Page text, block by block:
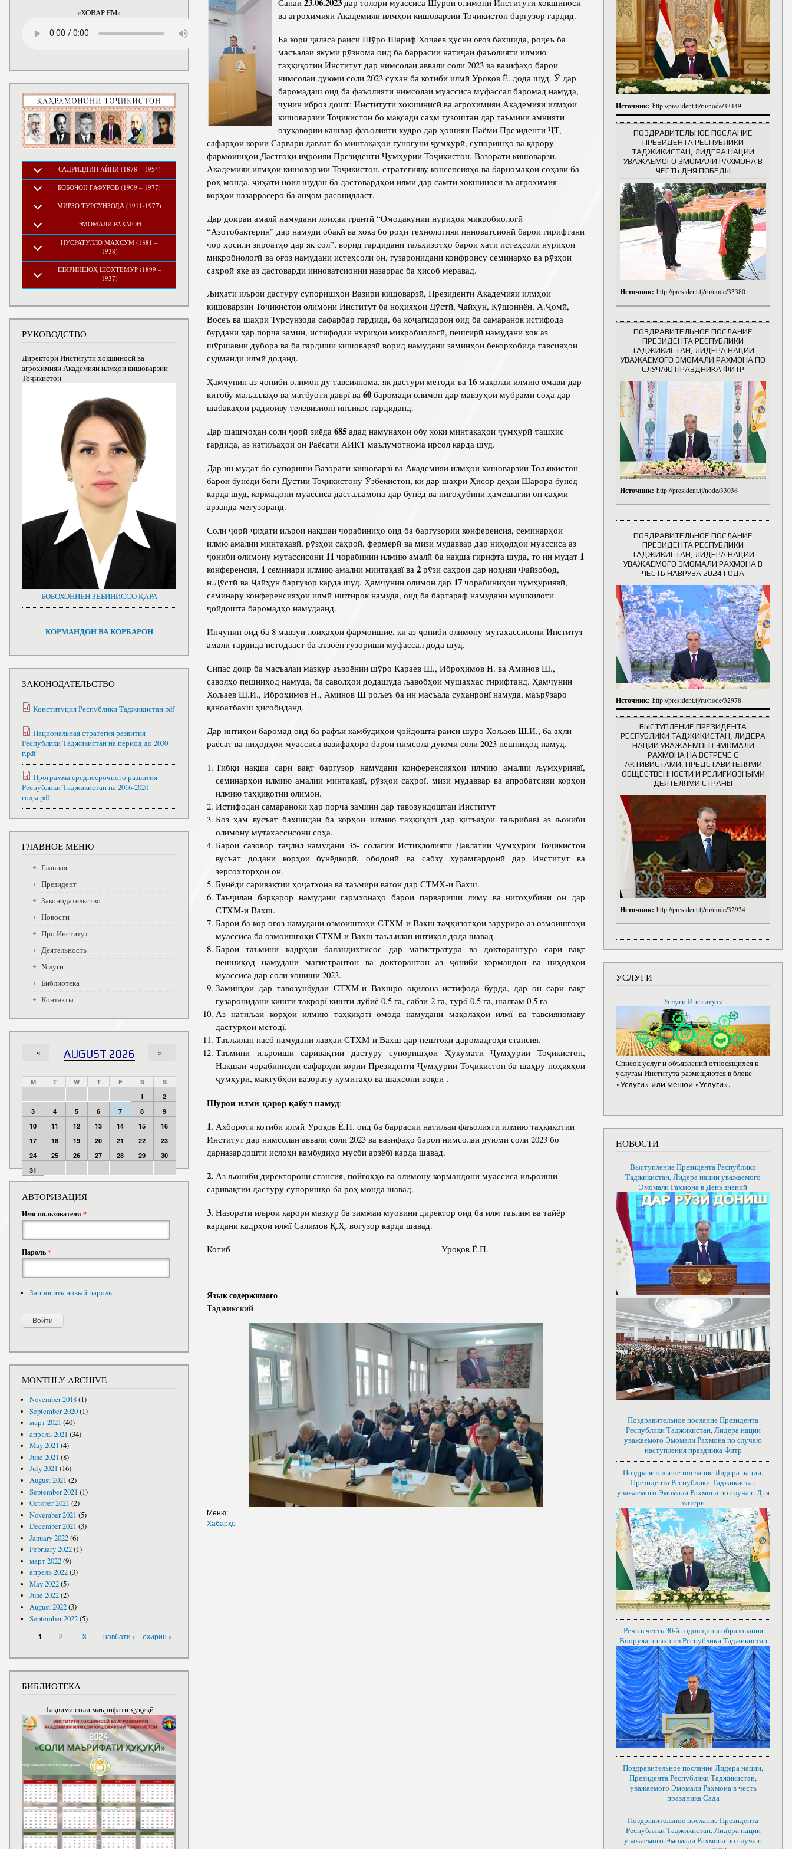
Структура Директор Института
Руководители и сотрудники История руководителей
ва агрохимияи Академияи илмҳои кишоварзии Тоҷикистон баргузор гардид.
Ба кори ҷаласа раиси Шӯро Шариф Хоҷаев ҳусни оғоз бахшида, роҷеъ ба
масъалаи якуми рӯзнома оид ба баррасии натиҷаи фаъолияти илмию
таҳқиқотии Институт дар нимсолаи аввали соли 2023 ва вазифаҳо барои
нимсолаи дуюми соли 2023 сухан ба котиби илмӣ Уроқов Ё. дода шуд. Ӯ дар
баромадаш оид ба фаъолияти нимсолаи муассиса муфассал баромад намуда,
чунин иброз дошт: Институти хокшинисӣ ва агрохимияи Академияи илмҳои
кишоварзии Тоҷикистон бо мақсади саҳм гузоштан дар таъмини амнияти
озуқавории кашвар фаъолияти худро дар ҳошияи Паёми Президенти ҶТ,
сафарҳои кории Сарвари давлат ба минтақаҳои гуногуни ҷумҳурӣ, супоришҳо ва қарору
фармоишҳои Дастгоҳи иҷроияи Президенти Ҷумҳурии Тоҷикистон, Вазорати кишоварзӣ,
Академияи илмҳои кишоварзии Тоҷикистон, стратегияву консепсияҳо ва барномаҳои соҳавӣ ба
роҳ монда, ҷиҳати ноил шудан ба дастовардҳои илмӣ дар самти хокшиносӣ ва агрохимия
корҳои назаррасеро ба анҷом расонидааст.
Дар доираи амалӣ намудани лоиҳаи грантӣ “Омодакунии нуриҳои микробиологӣ
“Азотобактерин” дар намуди обакӣ ва хока бо роҳи технологияи инноватсионӣ барои гирифтани
чор ҳосили зироатҳо дар як сол”, ворид гардидани таљҳизотҳо барои хати истеҳсоли нуриҳои
микробиологӣ ва оғоз намудани истеҳсоли он, гузаронидани конфронсу семинарҳо ва рӯзҳои
саҳроӣ яке аз дастоварди инноватсионии назаррас ба ҳисоб меравад.
Љиҳати иљрои дастуру супоришҳои Вазири кишоварзӣ, Президенти Академияи илмҳои
кишоварзии Тоҷикистон олимони Институт ба ноҳияҳои Дӯстӣ, Ҷайҳун, Қӯшониён, А.Ҷомӣ,
Восеъ ва шаҳри Турсунзода сафарбар гардида, ба хоҷагидорон оид ба самаранок истифода
бурдани ҳар порча замин, истифодаи нуриҳои микробиологӣ, пешгирӣ намудани хок аз
шӯршавии дубора ва ба гардиши кишоварзӣ ворид намудани заминҳои бекорхобида тавсияҳои
судманди илмӣ доданд.
Ҳамчунин аз ҷониби олимон ду тавсиянома, як дастури методӣ ва 16 мақолаи илмию омавӣ дар
китобу маљаллаҳо ва матбуоти даврї ва 60 баромади олимон дар мавзӯҳои мубрами соҳа дар
шабакаҳои радиоиву телевизионї инъикос гардиданд.
Дар шашмоҳаи соли ҷорӣ зиёда 685 адад намунаҳои обу хоки минтақаҳои ҷумҳурӣ ташхис
гардида, аз натиљаҳои он Раёсати АИКТ маълумотнома ирсол карда шуд.
Дар ин мудат бо супориши Вазорати кишоварзї ва Академияи илмҳои кишоварзии Тољикистон
барои бунёди боғи Дӯстии Тоҷикистону Ӯзбекистон, ки дар шаҳри Ҳисор деҳаи Шарора бунёд
карда шуд, кормадони муассиса дастаљамона дар бунёд ва нигоҳубини ҳамешагии он саҳми
арзанда мегузоранд.
Соли ҷорӣ ҷиҳати иљрои нақшаи чорабиниҳо оид ба баргузории конференсия, семинарҳои
илмю амалии минтақавӣ, рӯзҳои саҳроӣ, фермерӣ ва мизи мудаввар дар ниҳодҳои муассиса аз
ҷониби олимону мутассисони 11 чорабинии илмию амалӣ ба нақша гирифта шуда, то ин мудат 1
конференсия, 1 семинари илмию амалии минтақавї ва 2 рӯзи саҳрои дар ноҳияи Файзобод,
н.Дӯстӣ ва Ҷайҳун баргузор карда шуд. Ҳамчунин олимон дар 17 чорабиниҳои ҷумҳуриявӣ,
семинару конференсияҳои илмӣ иштирок намуда, оид ба бартараф намудани мушкилоти
ҷойдошта баромадҳо намудаанд.
Инчунин оид ба 8 мавзӯи лоиҳаҳои фармоишие, ки аз ҷониби олимону мутахассисони Институт
амалӣ гардида истодааст ба аъзоён гузориши муфассал дода шуд.
Сипас доир ба масъалаи мазкур аъзоёнии шӯро Қараев Ш., Иброҳимов Н. ва Аминов Ш.,
саволҳо пешниҳод намуда, ба саволҳои додашуда љавобҳои мушаххас гирифтанд. Ҳамчунин
Хољаев Ш.И., Иброҳимов Н., Аминов Ш рољеъ ба ин масъала суханронї намуда, маърӯзаро
қаноатбахш ҳисобиданд.
Дар интиҳои баромад оид ба рафъи камбудиҳои ҷойдошта раиси шӯро Хољаев Ш.И., ба аҳли
раёсат ва ниҳодҳои муассиса вазифаҳоро барои нимсола дуюми соли 2023 пешниҳод намуд.
Тибқи нақша сари вақт баргузор намудани конференсияҳои илмию амалии љумҳуриявї,
семинарҳои илмию амалии минтақавї, рӯзҳои саҳрої, мизи мудаввар ва апробатсияи корҳои
илмию таҳқиқотии олимон.
Истифодаи самараноки ҳар порча замини дар тавозундоштаи Институт
Боз ҳам вусъат бахшидан ба корҳои илмию таҳқиқотї дар қитъаҳои таљрибавї аз љониби
олимону мутахассисони соҳа.
Барои сазовор таҷлил намудани 35- солагии Истиқлолияти Давлатии Ҷумҳурии Тоҷикистон
вусъат додани корҳои бунёдкорӣ, ободонӣ ва сабзу хурамгардонӣ дар Институт ва
зерсохторҳои он.
Бунёди саривақтии ҳоҷатхона ва таъмири вагон дар СТМХ-и Вахш.
Таъҷилан барқарор намудани гармхонаҳо барои парвариши лиму ва нигоҳубини он дар
СТХМ-и Вахш.
Барои ба кор оғоз намудани озмоишгоҳи СТХМ-и Вахш таҷҳизотҳои заруриро аз озмоишгоҳи
муассиса ба озмоишгоҳи СТХМ-и Вахш таъљилан интиқол дода шавад.
Барои таъмини кадрҳои баландихтисос дар магистратура ва докторантура сари вақт
пешниҳод намудани магистрантон ва докторантон аз ҷониби кормандон ва ниҳодҳои
муассиса дар соли хониши 2023.
Заминҳои дар тавозунбудаи СТХМ-и Вахшро оқилона истифода бурда, дар он сари вақт
гузаронидани кишти такрорї кишти лубиё 0.5 га, сабзӣ 2 га, турб 0.5 га, шалғам 0.5 га
Аз натиљаи корҳои илмию таҳқиқотї омода намудани мақолаҳои илмї ва тавсияномаву
дастурҳои методї.
Таъљилан насб намудани лавҳаи СТХМ-и Вахш дар пештоқи даромадгоҳи стансия.
Таъмини иљроиши саривақтии дастуру супоришҳои Ҳукумати Ҷумҳурии Тоҷикистон,
Нақшаи чорабиниҳои сафарҳои кории Президенти Ҷумҳурии Тоҷикистон ба шаҳру ноҳияҳои
ҷумҳурӣ, мактубҳои вазорату кумитаҳо ва шахсони воқеӣ .
Шӯрои илмӣ қарорқабул намуд:
1. Ахбороти котиби илмӣ Уроқов Ё.П. оид ба баррасии натиљаи фаъолияти илмию таҳқиқотии
Институт дар нимсолаи аввали соли 2023 ва вазифаҳо барои нимсолаи дуюми соли 2023 бо
дарназардошти ислоҳи камбудиҳо мусби арзёбї карда шавад.
2. Аз љониби директорони стансия, пойгоҳҳо ва олимону кормандони муассиса иљроиши
саривақтии дастуру супоришҳо ба роҳ монда шавад.
3. Назорати иљрои қарори мазкур ба зиммаи муовини директор оид ба илм таълим ва тайёр
кардани кадрҳои илмї Салимов Қ.Ҳ. вогузор карда шавад.
Котиб Уроқов Ё.П.
Язык содержимого
Таджикский
Меню:
Хабарҳо
«ХОВАР FM»
САДРИДДИН АЙНӢ (1878 – 1954)
БОБОҶОН ҒАФУРОВ (1909 – 1977)
МИРЗО ТУРСУНЗОДА (1911-1977)
ЭМОМАЛӢ РАҲМОН
НУСРАТУЛЛО МАХСУМ (1881 –
1938)
ШИРИНШОҲ ШОҲТЕМУР (1899 –
1937)
РУКОВОДСТВО
Директори Институти хокшиносӣ ва
агрохимияи Академияи илмҳои кишоварзии
Тоҷикистон
БОБОХОНИЁН ЗЕБИНИССО ҚАРА
КОРМАНДОН ВА КОРБАРОН
ЗАКОНОДАТЕЛЬСТВО
Конституция Республики Таджикистан.pdf
Национальная стратегия развития
Республики Таджикистан на период до 2030
г.pdf
Программа среднесрочного развития
Республики Таджикистан на 2016-2020
годы.pdf
ГЛАВНОЕ МЕНЮ
Главная
Президент
Законодательство
Новости
Про Институт
Деятельность
Услуги
Библиотека
Контакты
AUGUST 2026
« »
M T W T F S
S
1
2
3
4 5 6 7 8
9
10
11 12 13 14 15
16
17
18 19 20 21 22
23
24
25 26 27 28 29
30
31
АВТОРИЗАЦИЯ
Имя пользователя *
Пароль*
Запросить новый пароль
MONTHLY ARCHIVE
November 2018(1)
September 2020(1)
март 2021 (40)
апрель 2021 (34)
May 2021 (4)
June 2021 (8)
July 2021 (16)
August 2021 (2)
September 2021 (1)
October 2021 (2)
November 2021 (5)
December 2021 (3)
January 2022(6)
February 2022(1)
март 2022(9)
апрель 2022(3)
May 2022(5)
June 2022(2)
August 2022(3)
September 2022(5)
1 2 3 навбатӣ › охирин »
БИБЛИОТЕКА
Тақвими соли маърифати ҳуқуқӣ
Источник: http://president.tj/ru/node/33449
ПОЗДРАВИТЕЛЬНОЕ ПОСЛАНИЕ
ПРЕЗИДЕНТА РЕСПУБЛИКИ
ТАДЖИКИСТАН, ЛИДЕРА НАЦИИ
УВАЖАЕМОГО ЭМОМАЛИ РАХМОНА В
ЧЕСТЬ ДНЯ ПОБЕДЫ
Источник: http://president.tj/ru/node/33380
ПОЗДРАВИТЕЛЬНОЕ ПОСЛАНИЕ
ПРЕЗИДЕНТА РЕСПУБЛИКИ
ТАДЖИКИСТАН, ЛИДЕРА НАЦИИ
УВАЖАЕМОГО ЭМОМАЛИ РАХМОНА ПО
СЛУЧАЮ ПРАЗДНИКА ФИТР
Источник: http://president.tj/node/33036
ПОЗДРАВИТЕЛЬНОЕ ПОСЛАНИЕ
ПРЕЗИДЕНТА РЕСПУБЛИКИ
ТАДЖИКИСТАН, ЛИДЕРА НАЦИИ
УВАЖАЕМОГО ЭМОМАЛИ РАХМОНА В
ЧЕСТЬ НАВРУЗА 2024 ГОДА
Источник: http://president.tj/ru/node/32978
ВЫСТУПЛЕНИЕ ПРЕЗИДЕНТА
РЕСПУБЛИКИ ТАДЖИКИСТАН, ЛИДЕРА
НАЦИИ УВАЖАЕМОГО ЭМОМАЛИ
РАХМОНА НА ВСТРЕЧЕ С
АКТИВИСТАМИ, ПРЕДСТАВИТЕЛЯМИ
ОБЩЕСТВЕННОСТИ И РЕЛИГИОЗНЫМИ
ДЕЯТЕЛЯМИ СТРАНЫ
Источник: http://president.tj/ru/node/32924
УСЛУГИ
Услуги Института
Список услуг и объявлений относящихся к
услугам Института размещяются в блоке
«Услуги» или менюи «Услуги».
НОВОСТИ
Выступление Президента Республики
Таджикистан, Лидера нации уважаемого
Эмомали Рахмона в День знаний
Поздравительное послание Президента
Республики Таджикистан, Лидера нации
уважаемого Эмомали Рахмона по случаю
наступления праздника Фитр
Поздравительное послание Лидера нации,
Президента Республики Таджикистан
уважаемого Эмомали Рахмона по случаю Дня
матери
Речь в честь 30-й годовщины образования
Вооруженных сил Республики Таджикистан
Поздравительное послание Лидера нации,
Президента Республики Таджикистан,
уважаемого Эмомали Рахмона в честь
праздника Сада
Поздравительное послание Президента
Республики Таджикистан, Лидера нации
уважаемого Эмомали Рахмона по случаю